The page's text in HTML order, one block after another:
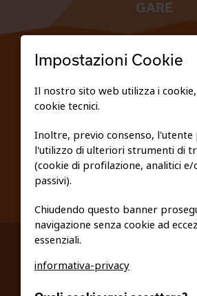
GARE
PRIVACY E COOKIE
Impostazioni Cookie
Il nostro sito web utilizza i
cookie tecnici.
Inoltre, previo consenso, l'utente
l'utilizzo di ulteriori strumenti di
(cookie di profilazione, analitici
passivi).
Chiudendo questo banner
navigazione senza cookie ad
essenziali.
informativa-privacy